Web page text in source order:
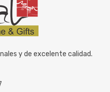
y de excelente calidad.